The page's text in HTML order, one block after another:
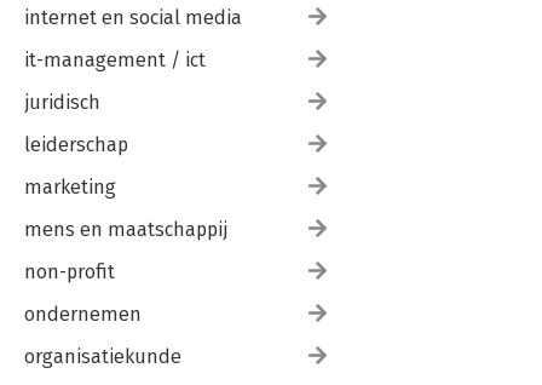
internet en social media
it-management / ict
juridisch
leiderschap
marketing
mens en maatschappij
non-profit
ondernemen
organisatiekunde